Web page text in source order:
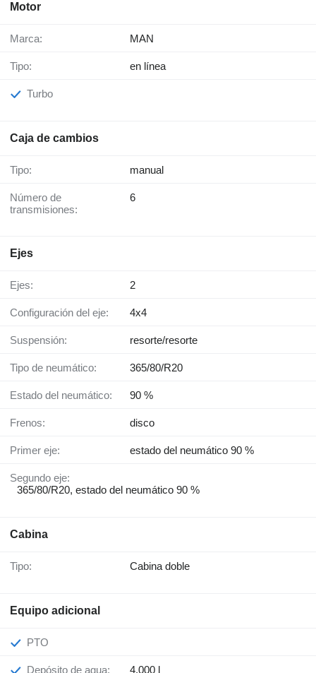
Motor
Marca: MAN
Tipo: en línea
Turbo
Caja de cambios
Tipo: manual
Número de
transmisiones:
6
Ejes
Ejes: 2
Configuración del eje: 4x4
Suspensión: resorte/resorte
Tipo de neumático: 365/80/R20
Estado del neumático: 90 %
Frenos: disco
Primer eje: estado del neumático 90 %
Segundo eje:
365/80/R20, estado del neumático 90 %
Cabina
Tipo: Cabina doble
Equipo adicional
PTO
Depósito de agua: 4.000 l